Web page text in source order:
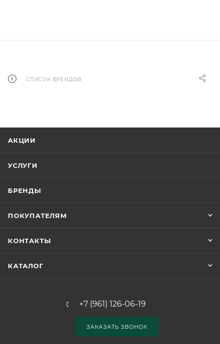
СПИСОК БРЕНДОВ
АКЦИИ
УСЛУГИ
БРЕНДЫ
ПОКУПАТЕЛЯМ
КОНТАКТЫ
КАТАЛОГ
+7 (961) 126-06-19
ЗАКАЗАТЬ ЗВОНОК